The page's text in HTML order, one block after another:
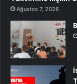
Ağustos 7, 2026